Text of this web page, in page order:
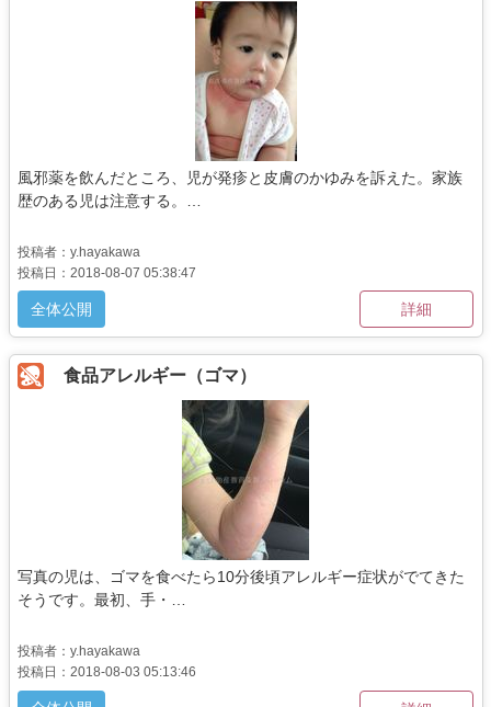
風邪薬を飲んだところ、児が発疹と皮膚のかゆみを訴えた。家族
歴のある児は注意する。…
投稿者：y.hayakawa
投稿日：2018-08-07 05:38:47
詳細
全体公開
食品アレルギー（ゴマ）
写真の児は、ゴマを食べたら10分後頃アレルギー症状がでてきた
そうです。最初、手・…
投稿者：y.hayakawa
投稿日：2018-08-03 05:13:46